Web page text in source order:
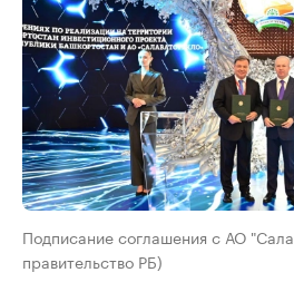
Подписание соглашения с АО
правительство РБ)